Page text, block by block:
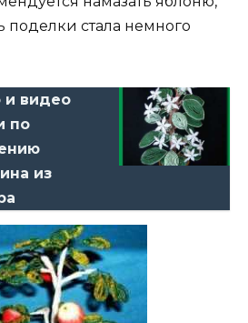
поделки стала немного
и видео
по
из